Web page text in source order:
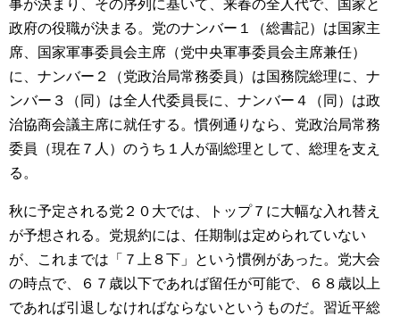
事が決まり、その序列に基いて、来春の全人代で、国家と
政府の役職が決まる。党のナンバー１（総書記）は国家主
席、国家軍事委員会主席（党中央軍事委員会主席兼任）
に、ナンバー２（党政治局常務委員）は国務院総理に、ナ
ンバー３（同）は全人代委員長に、ナンバー４（同）は政
治協商会議主席に就任する。慣例通りなら、党政治局常務
委員（現在７人）のうち１人が副総理として、総理を支え
る。
秋に予定される党２０大では、トップ７に大幅な入れ替え
が予想される。党規約には、任期制は定められていない
が、これまでは「７上８下」という慣例があった。党大会
の時点で、６７歳以下であれば留任が可能で、６８歳以上
であれば引退しなければならないというものだ。習近平総